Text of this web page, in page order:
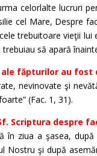
celorlalte lucruri
cel Mare, Despre
trebuitoare vieţii lui
să apară
ale făpturilor au fost
nevinovate şi
(Fac. 1, 31).
Scriptura despre
în ziua a şasea,
Nostru şi după